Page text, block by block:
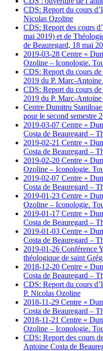
CDS: Report du cours
Nicolas Ozoline
CDS: Report des cours
mai 2019) et de
de Beauregard, 18 mai
2019-03-28 Centre «
Ozoline – Iconologie.
CDS: Report du cours
2019 du P. Marc-Antoine
CDS: Report du cours
2019 du P. Marc-Antoine
Centre Dumitru
pour le second semestre
2019-03-07 Centre «
Costa de Beauregard –
2019-02-21 Centre «
Costa de Beauregard –
2019-02-20 Centre «
Ozoline – Iconologie.
2019-02-07 Centre «
Costa de Beauregard –
2019-01-23 Centre «
Ozoline – Iconologie.
2019-01-17 Centre «
Costa de Beauregard –
2019-01-03 Centre «
Costa de Beauregard –
2019-01-26 Conférence
théologique de saint
2018-12-20 Centre «
Costa de Beauregard –
CDS: Report du cours
P. Nicolas Ozoline
2018-11-29 Centre «
Costa de Beauregard –
2018-11-21 Centre «
Ozoline – Iconologie.
CDS: Report des cours
Antoine Costa de